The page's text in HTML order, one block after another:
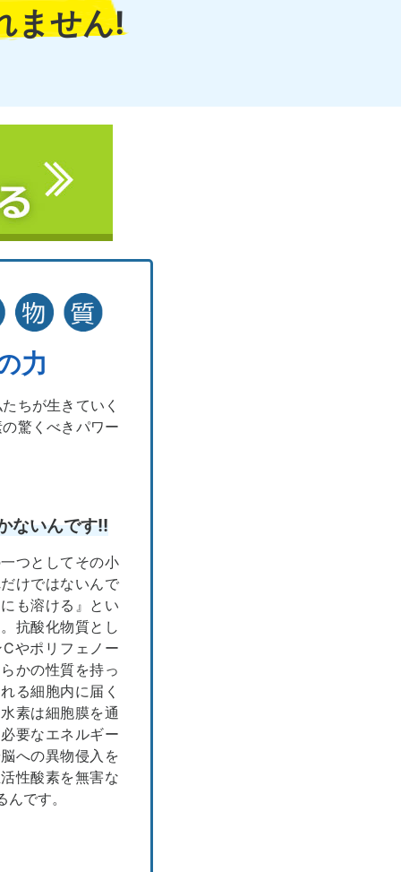
ません!
力
ちが生きていく
驚くべきパワー
ないんです!!
つとしてその小
けではないんで
も溶ける』とい
抗酸化物質とし
やポリフェノー
かの性質を持っ
る細胞内に届く
素は細胞膜を通
要なエネルギー
への異物侵入を
性酸素を無害な
です。